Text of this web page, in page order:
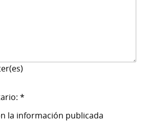
*
la información publicada